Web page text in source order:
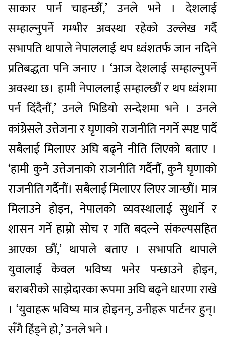
साकार पार्न चाहन्छौं,’ उनले भने । देशलाई
सम्हाल्नुपर्ने गम्भीर अवस्था रहेको उल्लेख गर्दै
सभापति थापाले नेपाललाई थप ध्वंशतर्फ जान नदिने
प्रतिबद्धता पनि जनाए । ‘आज देशलाई सम्हाल्नुपर्ने
अवस्था छ। हामी नेपाललाई सम्हाल्छौं र थप ध्वंशमा
पर्न दिंदैनौं,’ उनले भिडियो सन्देशमा भने । उनले
कांग्रेसले उत्तेजना र घृणाको राजनीति नगर्ने स्पष्ट पार्दै
सबैलाई मिलाएर अघि बढ्ने नीति लिएको बताए ।
‘हामी कुनै उत्तेजनाको राजनीति गर्दैनौं, कुनै घृणाको
राजनीति गर्दैनौं। सबैलाई मिलाएर लिएर जान्छौं। मात्र
मिलाउने होइन, नेपालको व्यवस्थालाई सुधार्ने र
शासन गर्ने हाम्रो सोच र गति बदल्ने संकल्पसहित
आएका छौं,’ थापाले बताए । सभापति थापाले
युवालाई केवल भविष्य भनेर पन्छाउने होइन,
बराबरीको साझेदारका रूपमा अघि बढ्ने धारणा राखे
। ‘युवाहरू भविष्य मात्र होइनन्, उनीहरू पार्टनर हुन्।
सँगै हिंड्ने हो,’ उनले भने ।